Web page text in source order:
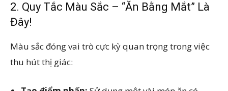
2. Quy Tắc Màu Sắc – “Ăn Bằng Mắt” Là
Đây!
Màu sắc đóng vai trò cực kỳ quan trọng trong việc
thu hút thị giác: